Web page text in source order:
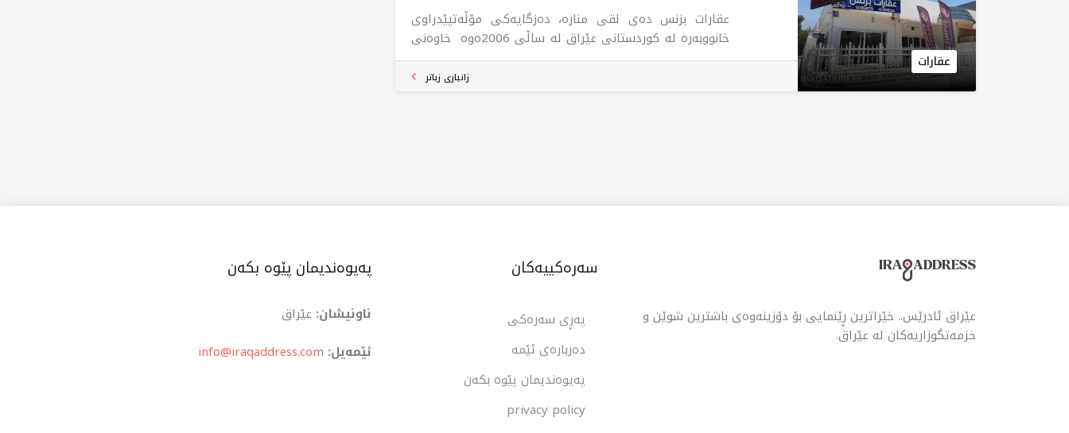
عقارات
عقارات بزنس دەی لقی منارە، دەزگایەکی مۆڵەتپێدراوی
خانووبەرە لە کوردستانی عێراق لە ساڵی 2006ەوە خاوەنی
24 لقە لە شاری هەولێر، بۆ کڕین و فرۆشتن و کرێ و
زانیاری زیاتر
عێراق ئادرێس.. خێراترین ڕێنمایی بۆ دۆزینەوەی باشترین شوێن و
خزمەتگوزاریەکان لە عێراق.
سەرەکییەکان
پەڕی سەرەکی
دەربارەی ئێمە
پەیوەندیمان پێوە بکەن
privacy policy
پەیوەندیمان پێوە بکەن
ناونیشان: عێراق
ئێمەیل: info@iraqaddress.com